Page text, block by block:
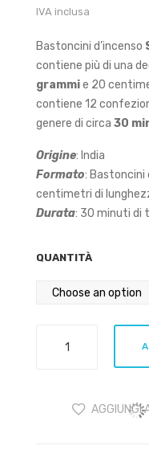
IVA inclusa
Bastoncini d’incenso
contiene più di una
grammie 20
contiene 12
genere di circa 30
Origine: India
Formato: Bastoncini
centimetri di
Durata: 30 minuti di
QUANTITÀ
Champa
AGGIUNGI